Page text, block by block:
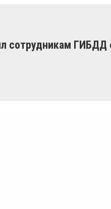
сотрудникам ГИБДД